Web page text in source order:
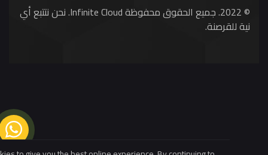
© 2022. جميع الحقوق محفوظة Infinite Cloud. نحن نتتبع أي
للقرصنة.